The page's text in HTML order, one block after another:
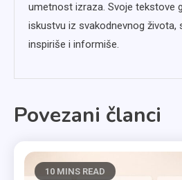
umetnost izraza. Svoje tekstove
iskustvu iz svakodnevnog života,
inspiriše i informiše.
Povezani članci
10 MINS READ